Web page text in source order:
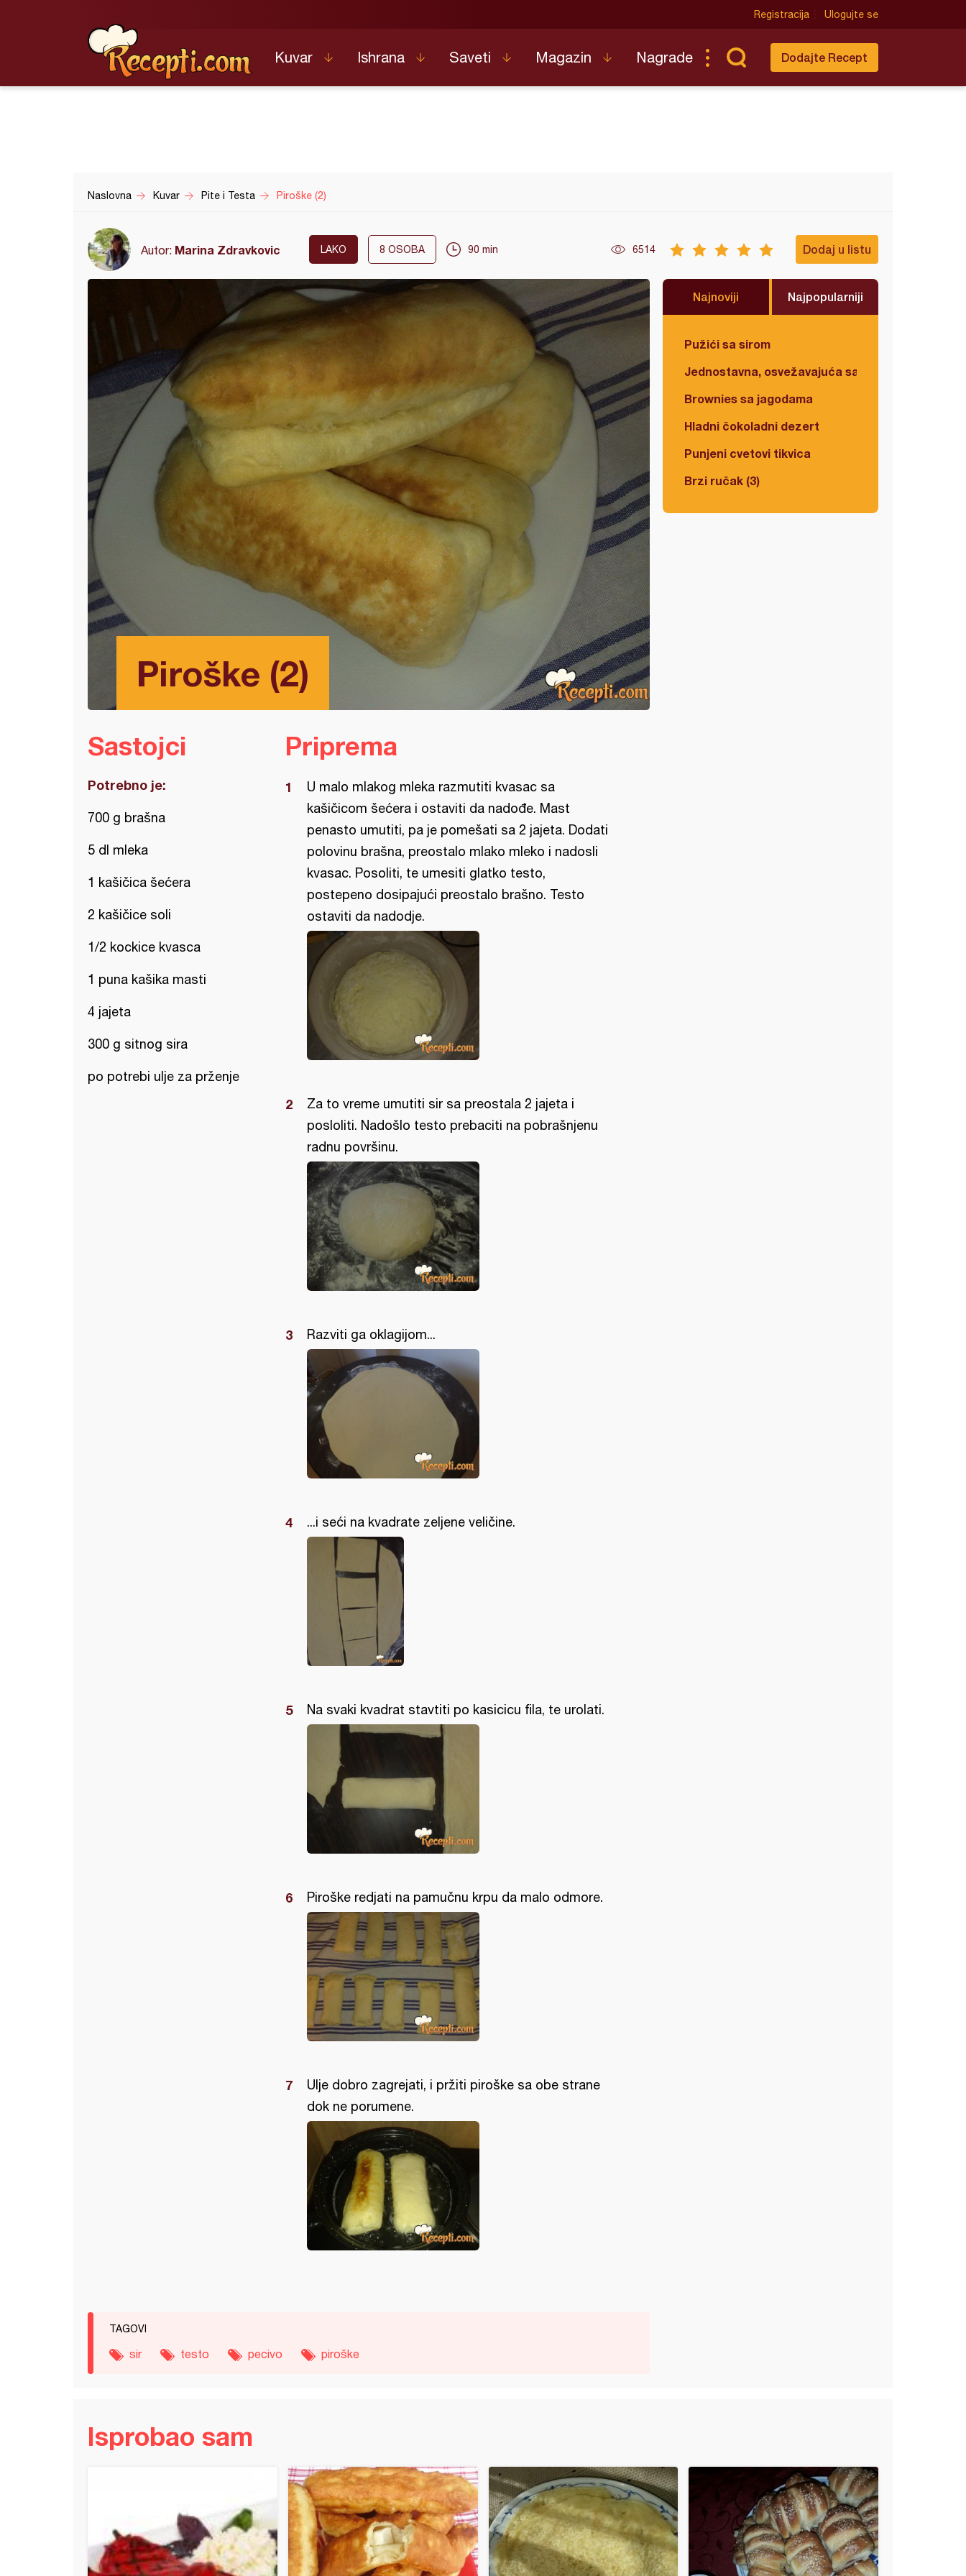
Registracija Ulogujte se
Kuvar Ishrana Saveti Magazin Nagrade Dodajte Recept
Naslovna Kuvar Pite i Testa Piroške (2)
Autor: Marina Zdravkovic LAKO 8 OSOBA 90 min 6514 Dodaj u listu
Piroške (2)
Najnoviji Najpopularniji
Pužići sa sirom
Jednostavna, osvežavajuća salata
Brownies sa jagodama
Hladni čokoladni dezert
Punjeni cvetovi tikvica
Brzi ručak (3)
Sastojci
Potrebno je:
700 g brašna
5 dl mleka
1 kašičica šećera
2 kašičice soli
1/2 kockice kvasca
1 puna kašika masti
4 jajeta
300 g sitnog sira
po potrebi ulje za prženje
Priprema
U malo mlakog mleka razmutiti kvasac sa
kašičicom šećera i ostaviti da nadođe. Mast
penasto umutiti, pa je pomešati sa 2 jajeta. Dodati
polovinu brašna, preostalo mlako mleko i nadosli
kvasac. Posoliti, te umesiti glatko testo,
postepeno dosipajući preostalo brašno. Testo
ostaviti da nadodje.
Za to vreme umutiti sir sa preostala 2 jajeta i
posloliti. Nadošlo testo prebaciti na pobrašnjenu
radnu površinu.
Razviti ga oklagijom...
...i seći na kvadrate zeljene veličine.
Na svaki kvadrat stavtiti po kasicicu fila, te urolati.
Piroške redjati na pamučnu krpu da malo odmore.
Ulje dobro zagrejati, i pržiti piroške sa obe strane
dok ne porumene.
TAGOVI
sir testo pecivo piroške
Isprobao sam